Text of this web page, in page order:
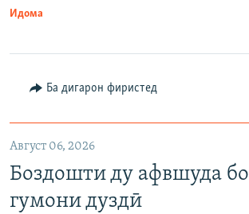
Идома
Ба дигарон фиристед
Август 06, 2026
Боздошти ду афвшуда бо
гумони дуздӣ